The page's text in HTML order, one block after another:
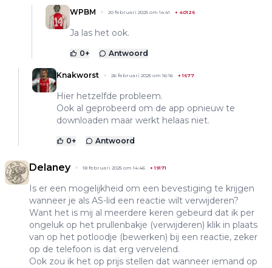
WPBM 20 februari 2025 om 14:41 + 40126
Ja las het ook.
0+ Antwoord
Knakworst 26 februari 2025 om 16:16 +1677
Hier hetzelfde probleem.
Ook al geprobeerd om de app opnieuw te
downloaden maar werkt helaas niet.
0+ Antwoord
Delaney 18 februari 2025 om 14:46 +19171
Is er een mogelijkheid om een bevestiging te krijgen
wanneer je als AS-lid een reactie wilt verwijderen?
Want het is mij al meerdere keren gebeurd dat ik per
ongeluk op het prullenbakje (verwijderen) klik in plaats
van op het potloodje (bewerken) bij een reactie, zeker
op de telefoon is dat erg vervelend.
Ook zou ik het op prijs stellen dat wanneer iemand op